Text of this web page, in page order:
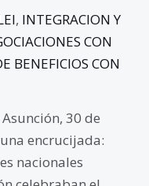
, INTEGRACION Y
CON
BENEFICIOS CON
30 de
encrucijada:
nacionales